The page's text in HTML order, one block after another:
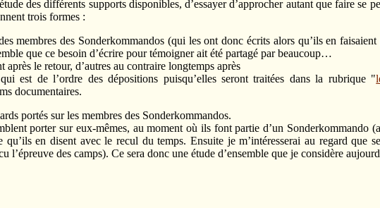
des différents supports disponibles, d’essayer d’approcher autant que faire
trois formes :
membres des Sonderkommandos (qui les ont donc écrits alors qu’ils en
que ce besoin d’écrire pour témoigner ait été partagé par beaucoup…
le retour, d’autres au contraire longtemps après
est de l’ordre des dépositions puisqu’elles seront traitées dans la rubrique "
documentaires.
portés sur les membres des Sonderkommandos.
porter sur eux-mêmes, au moment où ils font partie d’un Sonderkommando
qu’ils en disent avec le recul du temps. Ensuite je m’intéresserai au regard que
des camps). Ce sera donc une étude d’ensemble que je considère